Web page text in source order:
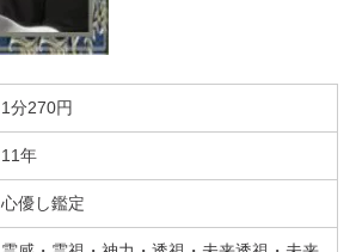
1分270円
11年
心優し鑑定